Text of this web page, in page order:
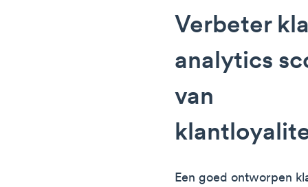
Verbeter
analytics
van
Een goed ontworpen